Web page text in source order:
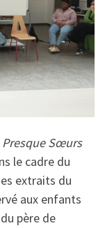
Presque Sœurs
le cadre du
extraits du
aux enfants
père de